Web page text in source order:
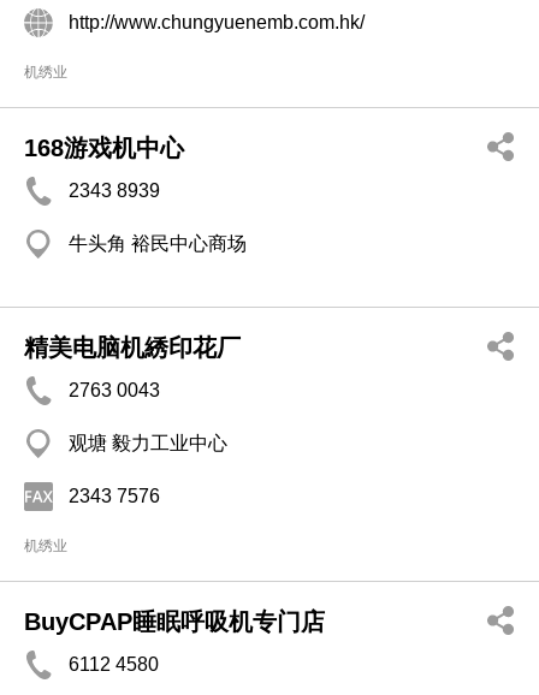
http://www.chungyuenemb.com.hk/
机绣业
168游戏机中心
2343 8939
牛头角 裕民中心商场
精美电脑机綉印花厂
2763 0043
观塘 毅力工业中心
2343 7576
机绣业
BuyCPAP睡眠呼吸机专门店
6112 4580